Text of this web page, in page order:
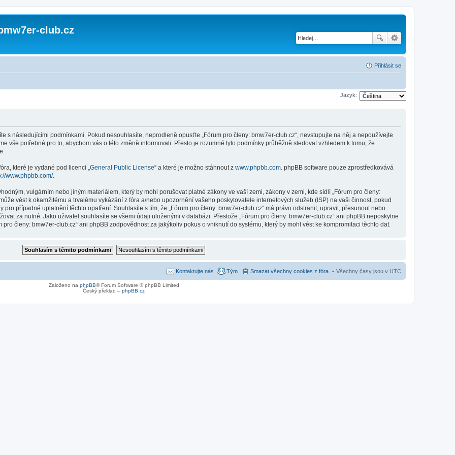
club.cz
Přihlásit se
Jazyk:
s následujícími podmínkami. Pokud nesouhlasíte, neprodleně opusťte „Fórum pro členy: bmw7er-club.cz“, nevstupujte na něj a nepoužívejte
vše potřebné pro to, abychom vás o této změně informovali. Přesto je rozumné tyto podmínky průběžně sledovat vzhledem k tomu, že
které je vydané pod licencí „General Public License“ a které je možno stáhnout z www.phpbb.com. phpBB software pouze zprostředkovává
www.phpbb.com/.
vulgárním nebo jiným materiálem, který by mohl porušovat platné zákony ve vaší zemi, zákony v zemi, kde sídlí „Fórum pro členy:
vést k okamžitému a trvalému vykázání z fóra a/nebo upozornění vašeho poskytovatele internetových služeb (ISP) na vaši činnost, pokud
případné uplatnění těchto opatření. Souhlasíte s tím, že „Fórum pro členy: bmw7er-club.cz“ má právo odstranit, upravit, přesunout nebo
za nutné. Jako uživatel souhlasíte se všemi údaji uloženými v databázi. Přestože „Fórum pro členy: bmw7er-club.cz“ ani phpBB neposkytne
členy: bmw7er-club.cz“ ani phpBB zodpovědnost za jakýkoliv pokus o vniknutí do systému, který by mohl vést ke kompromitaci těchto dat.
Všechny časy jsou v UTC
Smazat všechny cookies z fóra
Tým
Kontaktujte nás
Založeno na phpBB® Forum Software © phpBB Limited
Český překlad – phpBB.cz